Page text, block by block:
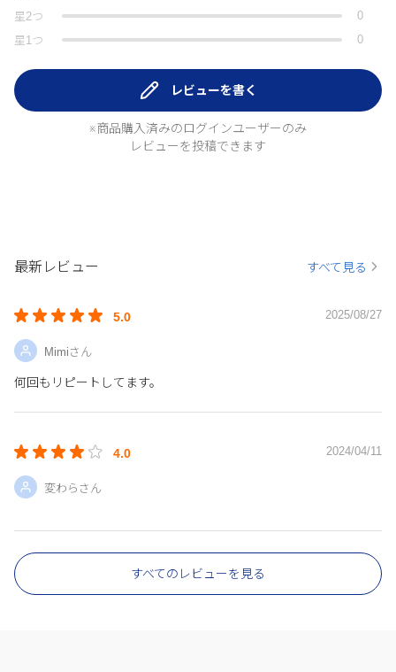
星 2つ
0
星 1つ 0
レビューを書く
※商品購入済みのログインユーザーのみ
レビューを投稿できます
最新レビュー すべて見る
5.0 2025/08/27
Mimiさん
何回もリピートしてます。
4.0 2024/04/11
変わらさん
すべてのレビューを見る